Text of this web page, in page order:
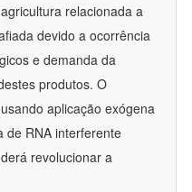
relacionada a
devido a ocorrência
e demanda da
produtos. O
aplicação exógena
de RNA interferente
revolucionar a